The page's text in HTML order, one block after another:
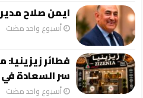
ايمن صلاح
‏أسبوع واحد مضت
فطائر
سر السعادة في
‏أسبوع واحد مضت